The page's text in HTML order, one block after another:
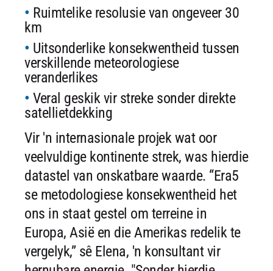
Ruimtelike resolusie van ongeveer 30
km
Uitsonderlike konsekwentheid tussen
verskillende meteorologiese
veranderlikes
Veral geskik vir streke sonder direkte
satellietdekking
Vir 'n internasionale projek wat oor
veelvuldige kontinente strek, was hierdie
datastel van onskatbare waarde. “Era5
se metodologiese konsekwentheid het
ons in staat gestel om terreine in
Europa, Asië en die Amerikas redelik te
vergelyk,” sê Elena, 'n konsultant vir